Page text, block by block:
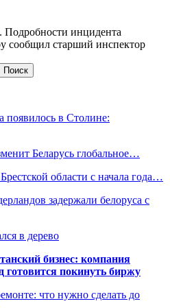
Подробности инцидента
сообщил старший инспектор
появилось в Столине:
Беларусь глобальное…
области с начала года…
задержали белоруса с
в дерево
бизнес: компания
готовится покинуть биржу
что нужно сделать до